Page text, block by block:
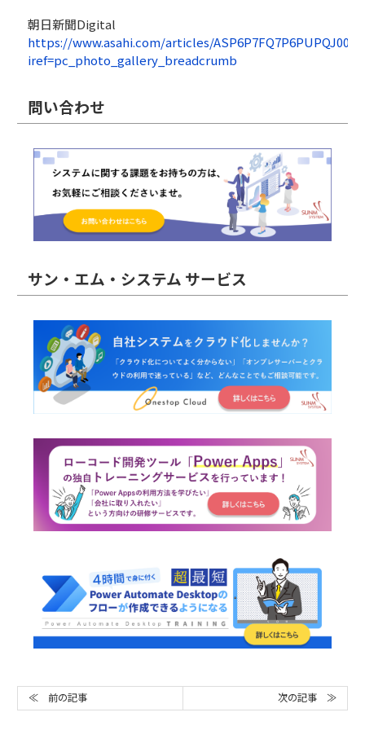
朝日新聞Digital
https://www.asahi.com/articles/
iref=pc_photo_gallery_breadcrumb
問い合わせ
サン・エム・システム サービス
≪ 前の記事 次の記事 ≫